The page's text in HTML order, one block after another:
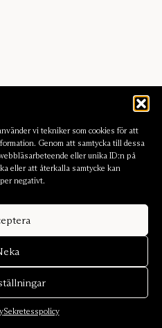
vi tekniker som cookies för att
Genom att samtycka till dessa
eller unika ID:n på
eller att återkalla samtycke kan
negativt.
Sekretesspolicy